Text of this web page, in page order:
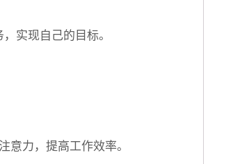
实现自己的目标。
力，提高工作效率。